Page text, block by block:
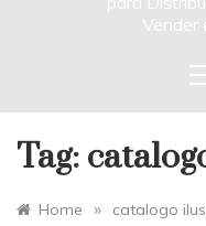
Vender
Tag:
Home » catalogo